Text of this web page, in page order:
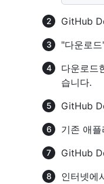
GitHub
"다운로
다운로드
습니다.
GitHub
기존 애
GitHub
인터넷에